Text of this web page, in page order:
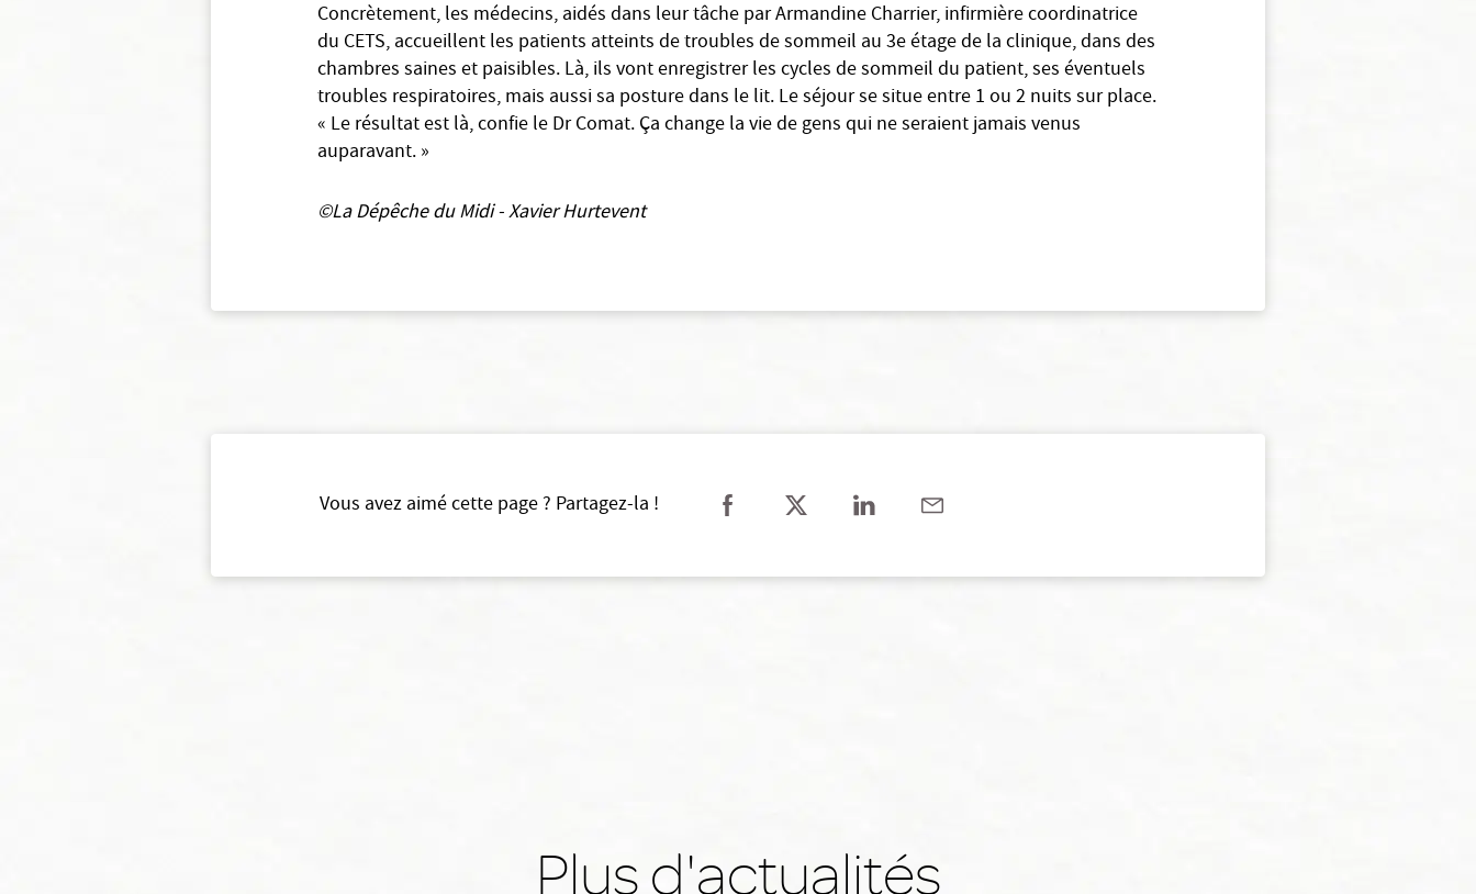
Concrètement, les médecins, aidés dans leur tâche par Armandine Charrier, infirmière coordinatrice
du CETS, accueillent les patients atteints de troubles de sommeil au 3e étage de la clinique, dans des
chambres saines et paisibles. Là, ils vont enregistrer les cycles de sommeil du patient, ses éventuels
troubles respiratoires, mais aussi sa posture dans le lit. Le séjour se situe entre 1 ou 2 nuits sur place.
« Le résultat est là, confie le Dr Comat. Ça change la vie de gens qui ne seraient jamais venus
auparavant. »
©La Dépêche du Midi - Xavier Hurtevent
Vous avez aimé cette page ? Partagez-la !
Plus d'actualités